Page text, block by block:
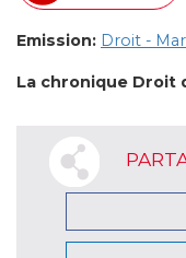
Emission: Droit -
La chronique Droit